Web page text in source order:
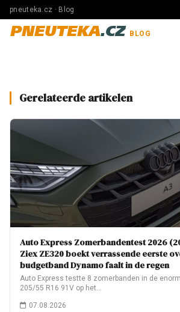
pneuteka.cz · Blog
PNEUTEKA.CZ BLOG
Gerelateerde artikelen
Auto Express Zomerbandentest 2026
Ziex ZE320 boekt verrassende eerste
budgetband Dynamo faalt in de regen
Auto Express testte 8 zomerbanden in de
205/55 R16 91V op het…
07.08.2026